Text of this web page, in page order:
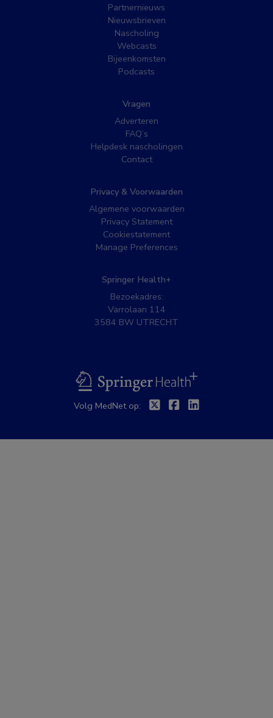
Partnernieuws
Nieuwsbrieven
Nascholing
Webcasts
Bijeenkomsten
Podcasts
Vragen
Adverteren
FAQ’s
Helpdesk nascholingen
Contact
Privacy & Voorwaarden
Algemene voorwaarden
Privacy Statement
Cookiestatement
Manage Preferences
Springer Health+
Bezoekadres:
Varrolaan 114
3584 BW UTRECHT
BSL
Volg MedNet op: TwitterFacebook
Linkedin